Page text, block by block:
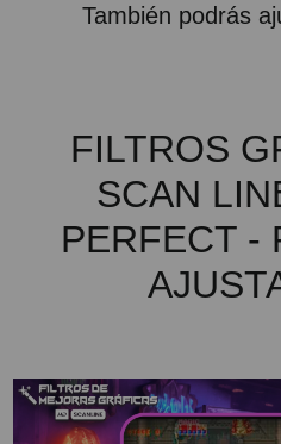
También podrás
FILTROS
SCAN
PERFECT -